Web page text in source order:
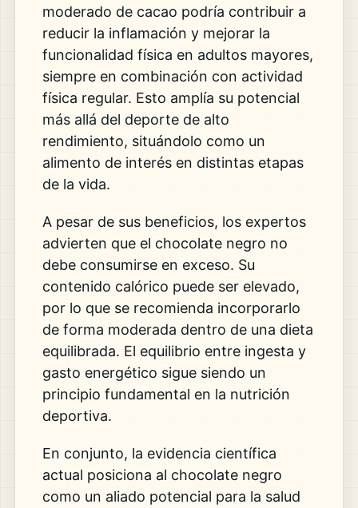
moderado de cacao podría contribuir a
reducir la inflamación y mejorar la
funcionalidad física en adultos mayores,
siempre en combinación con actividad
física regular. Esto amplía su potencial
más allá del deporte de alto
rendimiento, situándolo como un
alimento de interés en distintas etapas
de la vida.
A pesar de sus beneficios, los expertos
advierten que el chocolate negro no
debe consumirse en exceso. Su
contenido calórico puede ser elevado,
por lo que se recomienda incorporarlo
de forma moderada dentro de una dieta
equilibrada. El equilibrio entre ingesta y
gasto energético sigue siendo un
principio fundamental en la nutrición
deportiva.
En conjunto, la evidencia científica
actual posiciona al chocolate negro
como un aliado potencial para la salud